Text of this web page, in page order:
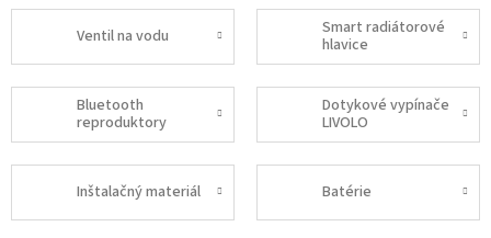
Ventil na vodu
Smart radiátorové
hlavice
Bluetooth
reproduktory
Dotykové vypínače
LIVOLO
Inštalačný materiál Batérie